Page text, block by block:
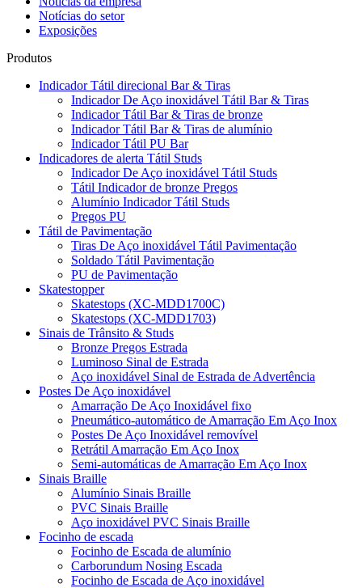
Notícias do setor
Exposições
Produtos
Indicador Tátil direcional Bar & Tiras
Indicador De Aço inoxidável Tátil Bar & Tiras
Indicador Tátil Bar & Tiras de bronze
Indicador Tátil Bar & Tiras de alumínio
Indicador Tátil PU Bar
Indicadores de alerta Tátil Studs
Indicador De Aço inoxidável Tátil Studs
Tátil Indicador de bronze Pregos
Alumínio Indicador Tátil Studs
Pregos PU
Tátil de Pavimentação
Tiras De Aço inoxidável Tátil Pavimentação
Soldado Tátil Pavimentação
PU de Pavimentação
Skatestopper
Skatestops (XC-MDD1700C)
Skatestops (XC-MDD1703)
Sinais de Trânsito & Studs
Bronze Pregos Estrada
Luminoso Sinal de Estrada
Aço inoxidável Sinal de Estrada de Advertência
Postes De Aço inoxidável
Amarração De Aço Inoxidável fixo
Pneumático-automático de Amarração Em Aço Inox
Postes De Aço Inoxidável removível
Retrátil Amarração Em Aço Inox
Semi-automáticas de Amarração Em Aço Inox
Sinais Braille
Alumínio Sinais Braille
PVC Sinais Braille
Aço inoxidável PVC Sinais Braille
Focinho de escada
Focinho de Escada de alumínio
Carborundum Nosing Escada
Focinho de Escada de Aço inoxidável